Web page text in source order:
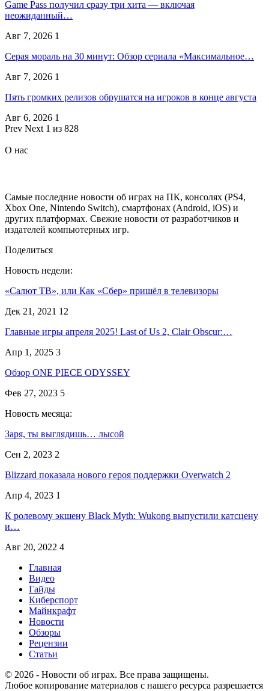
Game Pass получил сразу три хита — включая
неожиданный…
Авг 7, 2026 1
Серая мораль на 30 минут: Обзор сериала «Максимальное…
Авг 7, 2026 1
Пять громких релизов обрушатся на игроков в конце августа
Авг 6, 2026 1
Prev Next 1 из 828
О нас
Самые последние новости об играх на ПК, консолях (PS4,
Xbox One, Nintendo Switch), смартфонах (Android, iOS) и
других платформах. Свежие новости от разработчиков и
издателей компьютерных игр.
Поделиться
Новость недели:
«Салют ТВ», или Как «Сбер» пришёл в телевизоры
Дек 21, 2021 12
Главные игры апреля 2025! Last of Us 2, Clair Obscur:…
Апр 1, 2025 3
Обзор ONE PIECE ODYSSEY
Фев 27, 2023 5
Новость месяца:
Заря, ты выглядишь… лысой
Сен 2, 2023 2
Blizzard показала нового героя поддержки Overwatch 2
Апр 4, 2023 1
К ролевому экшену Black Myth: Wukong выпустили катсцену
и…
Авг 20, 2022 4
Главная
Видео
Гайды
Киберспорт
Майнкрафт
Новости
Обзоры
Рецензии
Статьи
© 2026 - Новости об играх. Все права защищены.
Любое копирование материалов с нашего ресурса разрешается